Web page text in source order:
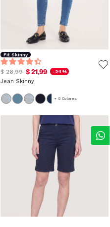
Fit Skinny
$ 28,99 $ 21,99 -24%
Jean Skinny
+ 5 Colores